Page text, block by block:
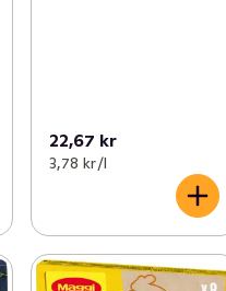
framtid tillsammas.
se för
fiskrecept.
22,67 kr
3,78 kr /l